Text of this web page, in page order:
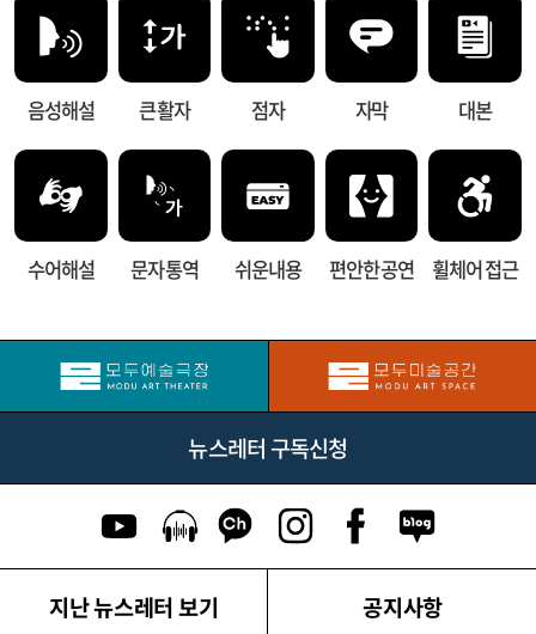
음성해설 큰 활자 점자 자막 대본
수어해설 문자 통역 쉬운내용 편안한 공연 휠체어 접근
뉴스레터 구독신청
지난 뉴스레터 보기
카카오톡 채널 이동
유튜브 이동팟캐스트 이동 네이버블로
페이스북 이동
인스타그램 이동
공지사항